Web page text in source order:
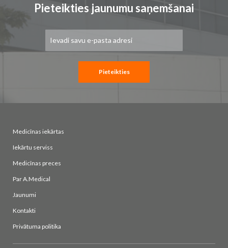
Pieteikties jaunumu saņemšanai
saņemšanai:
Pieteikties
Medicīnas iekārtas
Iekārtu serviss
Medicīnas preces
Par A.Medical
Jaunumi
Kontakti
Privātuma politika